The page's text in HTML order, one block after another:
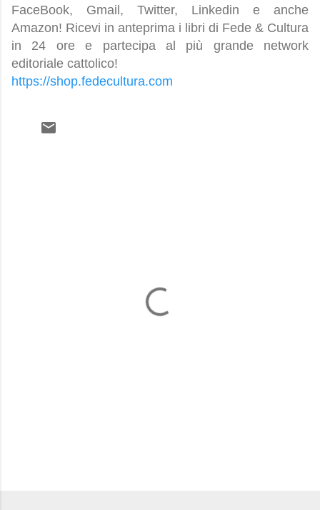
FaceBook, Gmail, Twitter, Linkedin e anche
Amazon! Ricevi in anteprima i libri di Fede & Cultura
in 24 ore e partecipa al più grande network
editoriale cattolico!
https://shop.fedecultura.com